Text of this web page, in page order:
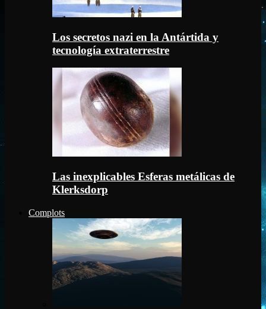
Los secretos nazi en la Antártida y
tecnología extraterrestre
Las inexplicables Esferas metálicas de
Klerksdorp
Complots